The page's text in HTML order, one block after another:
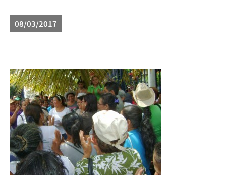
08/03/2017
8mguerco-300x225.jpg